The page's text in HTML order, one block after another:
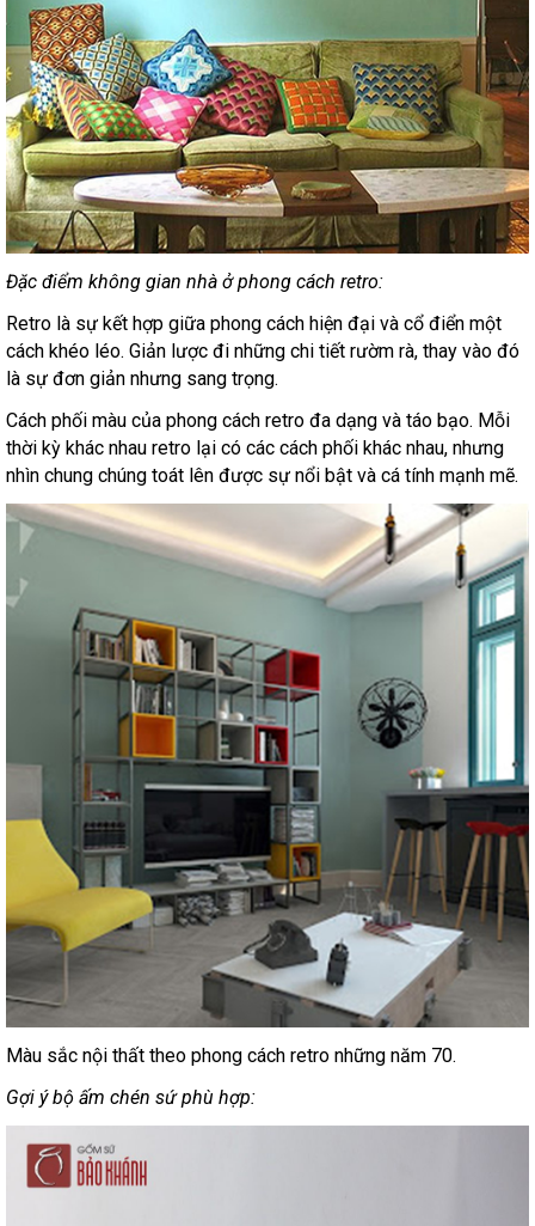
Đặc điểm không gian nhà ở phong cách retro:
Retro là sự kết hợp giữa phong cách hiện đại và cổ điển một
cách khéo léo. Giản lược đi những chi tiết rườm rà, thay vào đó
là sự đơn giản nhưng sang trọng.
Cách phối màu của phong cách retro đa dạng và táo bạo. Mỗi
thời kỳ khác nhau retro lại có các cách phối khác nhau, nhưng
nhìn chung chúng toát lên được sự nổi bật và cá tính mạnh mẽ.
Màu sắc nội thất theo phong cách retro những năm 70.
Gợi ý bộ ấm chén sứ phù hợp: